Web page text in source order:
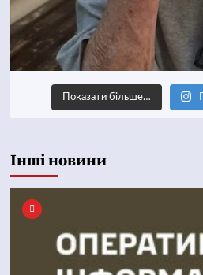
Показати більше…
Інші новини